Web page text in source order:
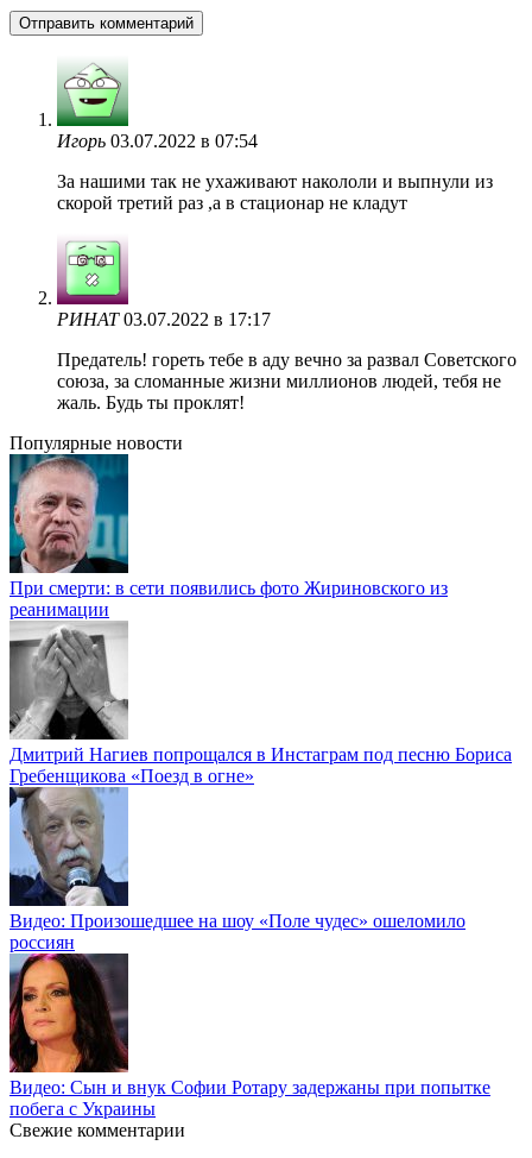
Игорь 03.07.2022 в 07:54
За нашими так не ухаживают накололи и выпнули из
скорой третий раз ,а в стационар не кладут
РИНАТ 03.07.2022 в 17:17
Предатель! гореть тебе в аду вечно за развал Советского
союза, за сломанные жизни миллионов людей, тебя не
жаль. Будь ты проклят!
Популярные новости
При смерти: в сети появились фото Жириновского из
реанимации
Дмитрий Нагиев попрощался в Инстаграм под песню Бориса
Гребенщикова «Поезд в огне»
Видео: Произошедшее на шоу «Поле чудес» ошеломило
россиян
Видео: Сын и внук Софии Ротару задержаны при попытке
побега с Украины
Свежие комментарии